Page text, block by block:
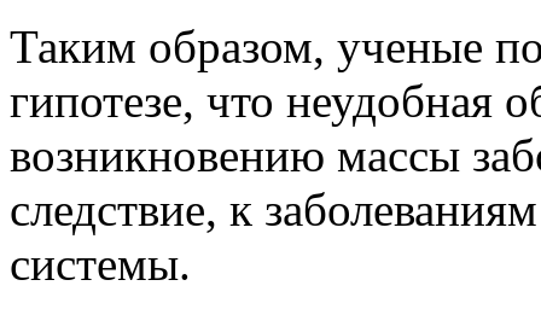
Таким образом, ученые
гипотезе, что неудобная
возникновению массы
следствие, к
системы.